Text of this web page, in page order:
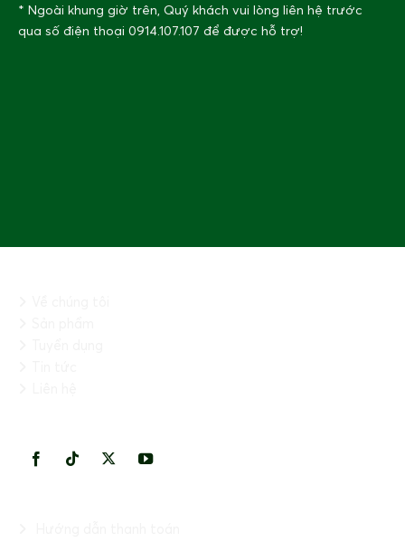
* Ngoài khung giờ trên, Quý khách vui lòng liên hệ trước
qua số điện thoại 0914.107.107 để được hỗ trợ!